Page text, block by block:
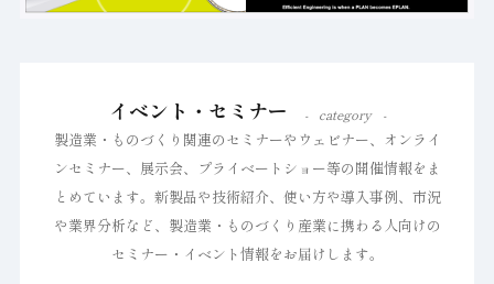
イベント・セミナー category
製造業・ものづくり関連のセミナーやウェビナー、オンライ
ンセミナー、展示会、プライベートショー等の開催情報をま
とめています。新製品や技術紹介、使い方や導入事例、市況
や業界分析など、製造業・ものづくり産業に携わる人向けの
セミナー・イベント情報をお届けします。